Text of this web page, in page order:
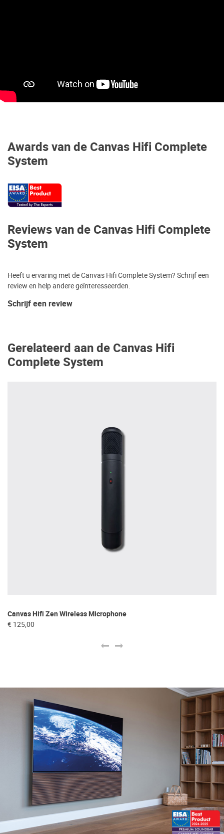
Awards van de Canvas Hifi Complete
System
Reviews van de Canvas Hifi Complete
System
Heeft u ervaring met de Canvas Hifi Complete System? Schrijf een
review en help andere geïnteresseerden.
Schrijf een review
Gerelateerd aan de Canvas Hifi
Complete System
Canvas Hifi Zen Wireless Microphone
€ 125,00